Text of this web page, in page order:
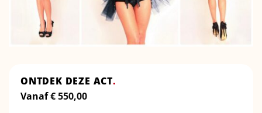
ONTDEK DEZE ACT.
Vanaf€550,00